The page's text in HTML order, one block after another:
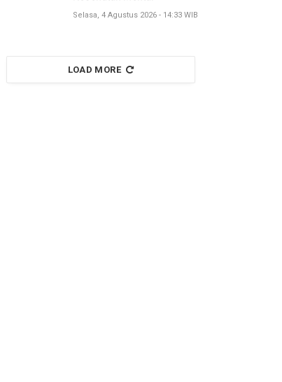
Selasa, 4 Agustus 2026 - 14:33 WIB
LOAD MORE